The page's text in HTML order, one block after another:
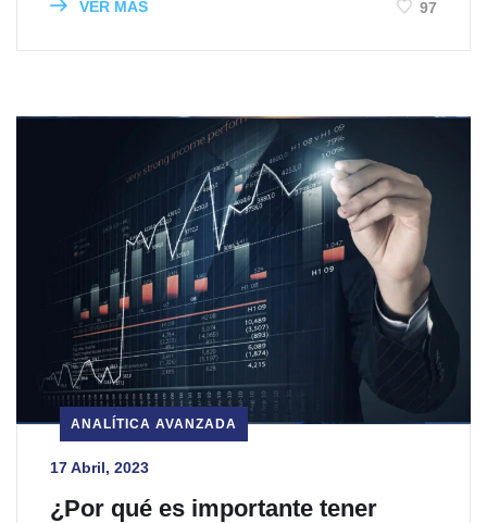
VER MÁS 97
ANALÍTICA AVANZADA
17 Abril, 2023
¿Por qué es importante tener